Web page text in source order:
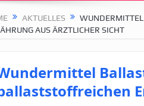
AKTUELLES
WUNDERMITTEL
AUS ÄRZTLICHER SICHT